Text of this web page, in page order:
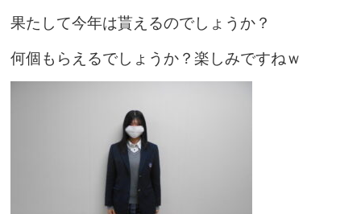
果たして今年は貰えるのでしょうか？
何個もらえるでしょうか？楽しみですねｗ